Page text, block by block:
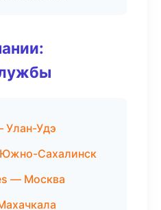
Улан-Удэ
Сахалинск
— Москва